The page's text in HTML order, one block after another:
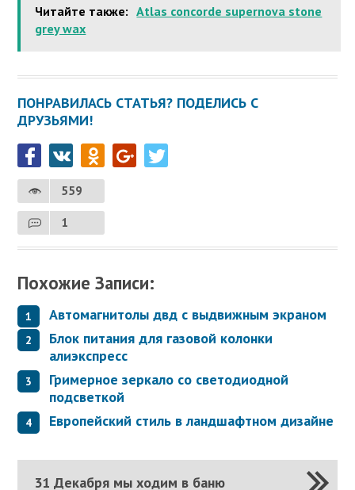
Читайте также: Atlas concorde supernova stone
grey wax
ПОНРАВИЛАСЬ СТАТЬЯ? ПОДЕЛИСЬ С
ДРУЗЬЯМИ!
559
1
Похожие Записи:
Автомагнитолы двд с выдвижным экраном
Блок питания для газовой колонки
алиэкспресс
Гримерное зеркало со светодиодной
подсветкой
Европейский стиль в ландшафтном дизайне
31 Декабря мы ходим в баню